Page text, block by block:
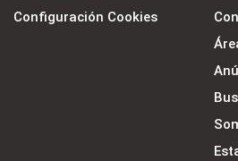
Configuración Cookies